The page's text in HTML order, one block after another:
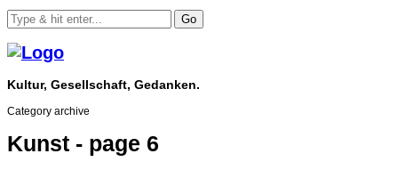
Go
Kultur, Gesellschaft, Gedanken.
Category archive
Kunst - page 6